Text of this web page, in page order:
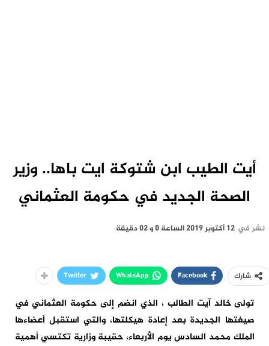
أيت الطيب ابن شتوكة ايت باها.. وزير
الصحة الجديد في حكومة العثماني
نشر في 12 أكتوبر 2019 الساعة 0 و 02 دقيقة
شارك Facebook
WhatsApp
Twitter
تولى خالد آيت الطالب ، الذي انضم إلى حكومة العثماني في
صيغتها الجديدة بعد إعادة هيكلتها، والتي استقبل أعضاءها
الملك محمد السادس يوم الأربعاء، حقيبة وزارية تكتسي أهمية